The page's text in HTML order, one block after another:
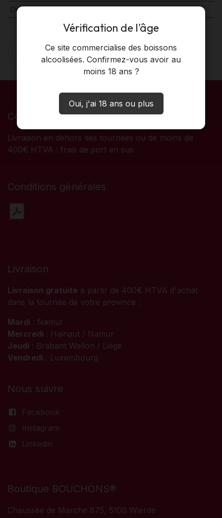
Vérification de l'âge
Ce site commercialise des boissons
alcoolisées. Confirmez-vous avoir au
moins 18 ans ?
Oui, j'ai 18 ans ou plus
Domaine:Domaine de l'Escattes
Conditions
Livraison en dehors des tournées ou de moins de
400€ HTVA : frais de port en sus
Conditions générales
Livraison
Livraison gratuite à partir de 400€ HTVA d'achat
dans la tournée de votre province :
Mardi : Namur
Mercredi : Hainaut / Namur
Jeudi : Brabant Wallon / Liège
Vendredi : Luxembourg
Nous suivre
Facebook
Instagram
Linkedin
Boutique BOUCHONS®
Chaussée de Marche 875, 5100 Wierde